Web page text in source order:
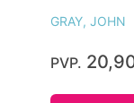
GRAY, JOHN
PVP.